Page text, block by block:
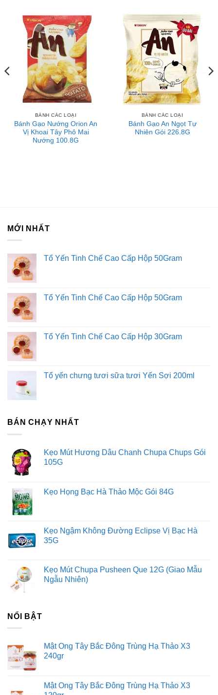
BÁNH CÁC LOẠI
Bánh Gạo Nướng Orion An
Vị Khoai Tây Phô Mai
Nướng 100.8G
BÁNH CÁC LOẠI
Bánh Gạo An Ngọt Tự
Nhiên Gói 226.8G
MỚI NHẤT
Tổ Yến Tinh Chế Cao Cấp Hộp 50Gram
Tổ Yến Tinh Chế Cao Cấp Hộp 50Gram
Tổ Yến Tinh Chế Cao Cấp Hộp 30Gram
Tổ yến chưng tươi sữa tươi Yến Sợi 200ml
BÁN CHẠY NHẤT
Kẹo Mút Hương Dâu Chanh Chupa Chups Gói
105G
Kẹo Họng Bạc Hà Thảo Mộc Gói 84G
Kẹo Ngậm Không Đường Eclipse Vị Bạc Hà
35G
Kẹo Mút Chupa Pusheen Que 12G (Giao Mẫu
Ngẫu Nhiên)
NỔI BẬT
Mật Ong Tây Bắc Đông Trùng Hạ Thảo X3
240gr
Mật Ong Tây Bắc Đông Trùng Hạ Thảo X3